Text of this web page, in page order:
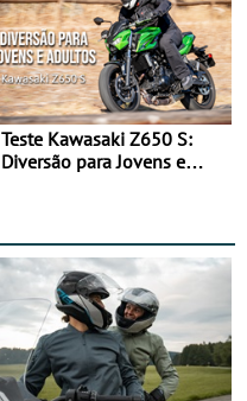
Teste Kawasaki Z650 S:
Diversão para Jovens e